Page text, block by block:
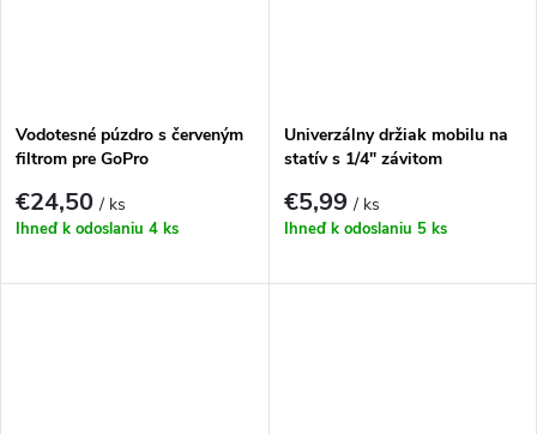
Vodotesné púzdro s červeným
filtrom pre GoPro
€24,50/ ks
Ihneď k odoslaniu 4 ks
Univerzálny držiak mobilu na
statív s 1/4" závitom
€5,99/ ks
Ihneď k odoslaniu 5 ks